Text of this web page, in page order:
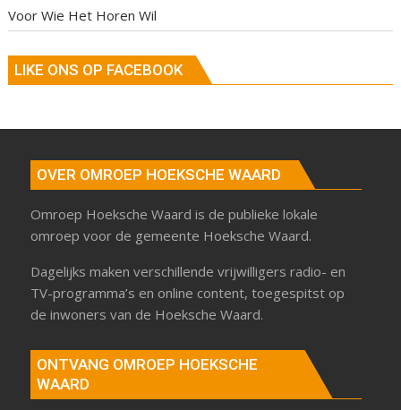
Voor Wie Het Horen Wil
LIKE ONS OP FACEBOOK
OVER OMROEP HOEKSCHE WAARD
Omroep Hoeksche Waard is de publieke lokale
omroep voor de gemeente Hoeksche Waard.
Dagelijks maken verschillende vrijwilligers radio- en
TV-programma’s en online content, toegespitst op
de inwoners van de Hoeksche Waard.
ONTVANG OMROEP HOEKSCHE
WAARD